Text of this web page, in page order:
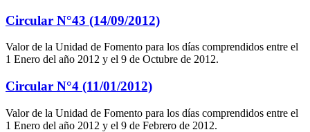
Circular N°43 (14/09/2012)
Valor de la Unidad de Fomento para los días comprendidos entre el
1 Enero del año 2012 y el 9 de Octubre de 2012.
Circular N°4 (11/01/2012)
Valor de la Unidad de Fomento para los días comprendidos entre el
1 Enero del año 2012 y el 9 de Febrero de 2012.